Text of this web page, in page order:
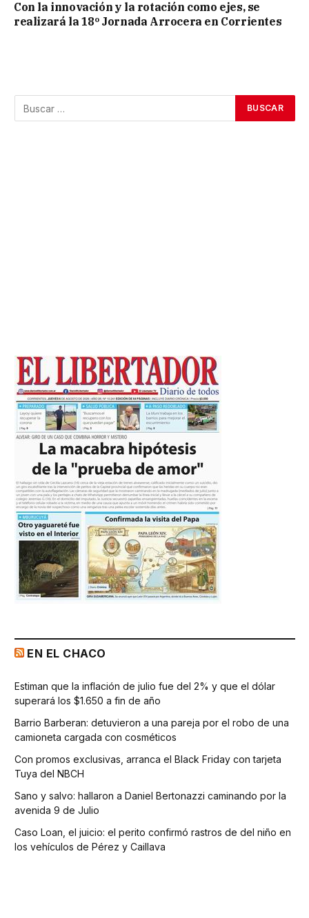
Con la innovación y la rotación como ejes, se
realizará la 18º Jornada Arrocera en Corrientes
EN EL CHACO
Estiman que la inflación de julio fue del 2% y que el dólar
superará los $1.650 a fin de año
Barrio Barberan: detuvieron a una pareja por el robo de una
camioneta cargada con cosméticos
Con promos exclusivas, arranca el Black Friday con tarjeta
Tuya del NBCH
Sano y salvo: hallaron a Daniel Bertonazzi caminando por la
avenida 9 de Julio
Caso Loan, el juicio: el perito confirmó rastros de del niño en
los vehículos de Pérez y Caillava